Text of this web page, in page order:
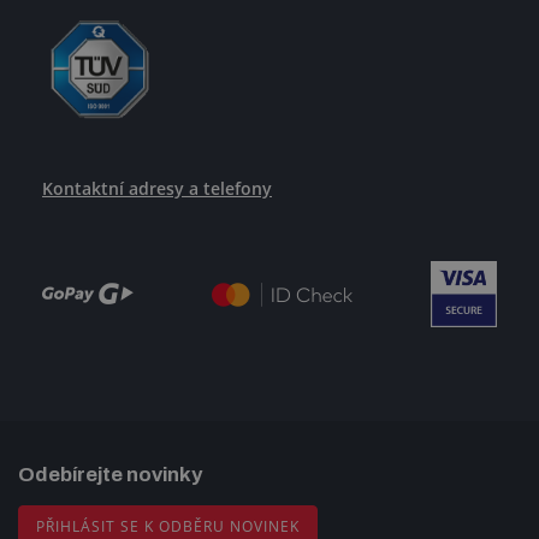
Kontaktní adresy a telefony
Odebírejte novinky
PŘIHLÁSIT SE K ODBĚRU NOVINEK